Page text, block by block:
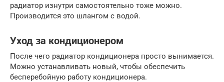
радиатор изнутри самостоятельно тоже можно.
Производится это шлангом с водой.
Уход за кондиционером
После чего радиатор кондиционера просто вынимается.
Можно устанавливать новый, чтобы обеспечить
бесперебойную работу кондиционера.